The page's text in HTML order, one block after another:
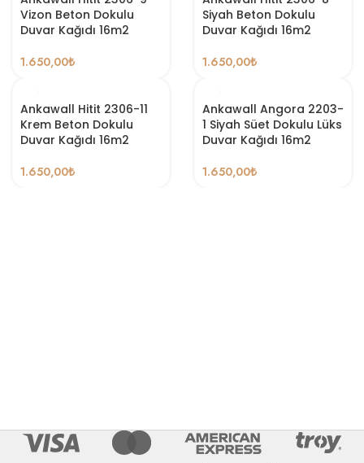
Vizon Beton Dokulu
Duvar Kağıdı 16m2
1.650,00₺
Siyah Beton Dokulu
Duvar Kağıdı 16m2
1.650,00₺
Ankawall Hitit 2306-11
Krem Beton Dokulu
Duvar Kağıdı 16m2
1.650,00₺
Ankawall Angora 2203-
1 Siyah Süet Dokulu Lüks
Duvar Kağıdı 16m2
1.650,00₺